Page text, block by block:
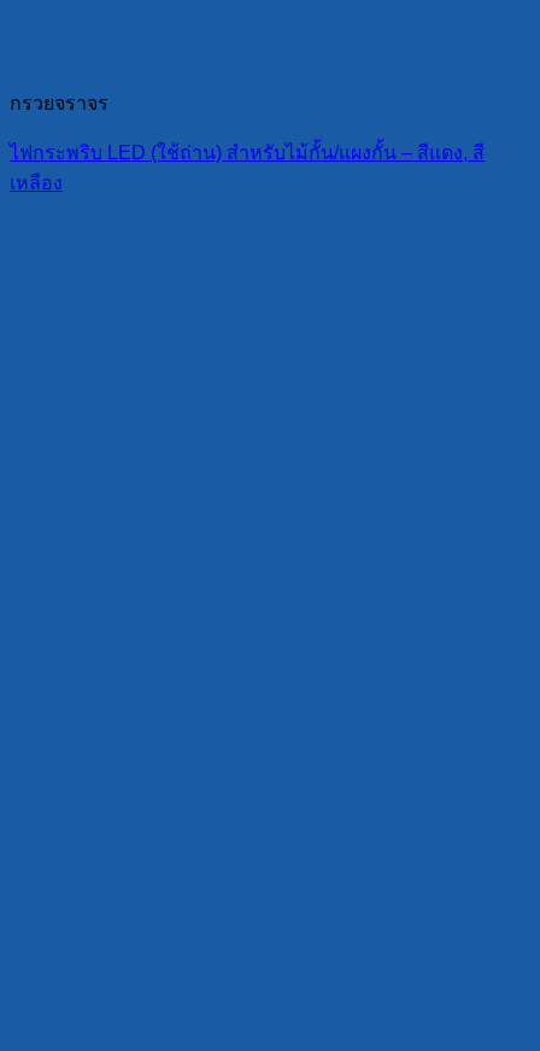
กรวยจราจร
ไฟกระพริบ LED (ใช้ถ่าน) สำหรับไม้กั้น/แผงกั้น – สีแดง, สี
เหลือง